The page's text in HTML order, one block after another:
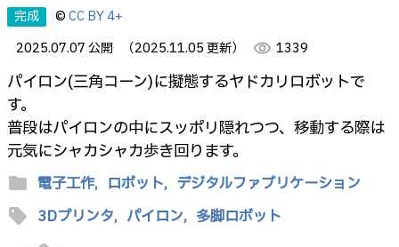
完成 ©CC BY 4+
2025.07.07 公開
（2025.11.05 更新） visibility 1339
パイロン(三角コーン)に擬態するヤドカリロボットで
す。
普段はパイロンの中にスッポリ隠れつつ、移動する際は
元気にシャカシャカ歩き回ります。
folder 電子工作, ロボット, デジタルファブリケーション
sell 3Dプリンタ, パイロン, 多脚ロボット